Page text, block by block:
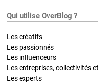
Qui utilise OverBlog ?
Les créatifs
Les passionnés
Les influenceurs
Les entreprises, collectivités
Les experts